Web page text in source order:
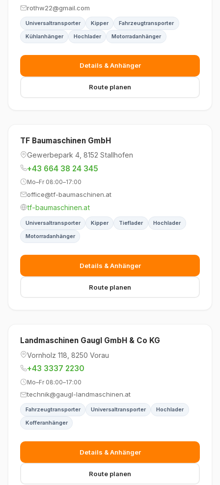
rothw22@gmail.com
Universaltransporter Kipper
Fahrzeugtransporter
Kühlanhänger
Hochlader Motorradanhänger
Details & Anhänger
Route planen
TF Baumaschinen GmbH
Gewerbepark 4, 8152 Stallhofen
+43 664 38 24 345
Mo–Fr 08:00–17:00
office@tf-baumaschinen.at
tf-baumaschinen.at
Universaltransporter Kipper Tieflader
Hochlader
Motorradanhänger
Details & Anhänger
Route planen
Landmaschinen Gaugl GmbH & Co KG
Vornholz 118, 8250 Vorau
+43 3337 2230
Mo–Fr 08:00–17:00
technik@gaugl-landmaschinen.at
Fahrzeugtransporter Universaltransporter
Hochlader
Kofferanhänger
Details & Anhänger
Route planen